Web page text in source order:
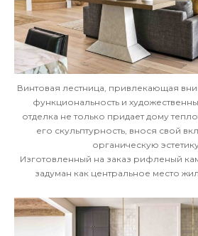
Винтовая лестница, привлекающая
функциональность и
отделка не только придает дому
его скульптурность, внося свой
органическую
Изготовленный на заказ рифленый
задуман как центральное место